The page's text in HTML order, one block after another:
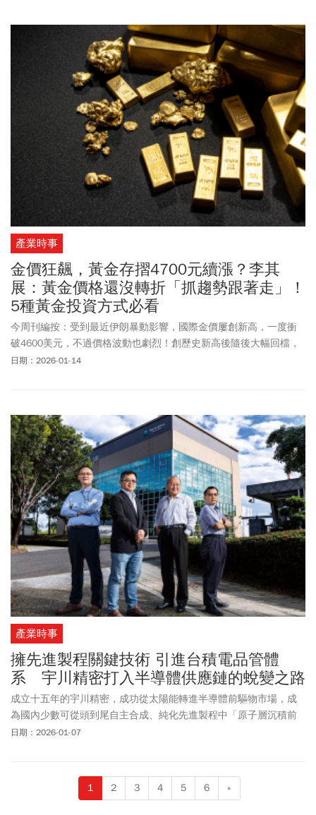
內，重達200多公斤的大金磚，價值來到10.38億創下歷史新高。大
佛李其展在臉書上分析，黃金觸及4600美元整數價位，再度攜手白
銀同創歷史新高，延續上周末的強勢格局，市場關注川普是否會加
大對伊朗甚至其他地區的施壓。「在傳出五角大廈周邊PIZZA訂單大
增的消息助攻下，股市信心沒有太大影響，但金銀的買盤卻依然強
勢，目前金銀的多頭還沒有看到轉折跡象，我們比較傾向抓住趨勢
一路跟進」。想要投資黃金有哪些途徑？有包括黃金存摺、黃金
ETF、黃金期貨、黃金現貨以及實體黃金5種方式，其中，黃金存摺
只需到銀行辦理帳戶存摺，即可開始買賣黃金，每筆交易紀錄皆會
登載於存摺上，和一般銀行存摺大同小異，不過，黃金存摺記錄的
不是價格，而是黃金的購買量。黃金ETF則是透過券商帳戶和股市就
可買賣，具有具備更高流動性、較低的交易成本，方便隨時變現。
至於黃金期貨則是透過買入或賣出黃金期貨合約，來對抗未來可能
發生的市場波動風險，可多空雙向操作、可24小時全天交易。黃金
現貨如同股票，也就是把黃金當作股票來交易，透過透過興櫃市
場，在黃金現貨交易平台買賣黃金現貨，最低買進單位為1台兩。至
於一般人熟知的實體黃金，最直接的投資管道就是到銀樓、銀行，
甚至連美式賣場好市多（Costco）都有賣。
產業時事
金價狂飆，黃金存摺4700元續漲？李其
展：黃金價格還沒轉折「抓趨勢跟著走」！
5種黃金投資方式必看
今周刊編按：受到最近伊朗暴動影響，國際金價屢創新高，一度衝
破4600美元，不過價格波動也劇烈！創歷史新高後隨後大幅回檔，
最低4,569.65 美元。不過地緣關係的不穩定，黃金利多依舊存在，
內，重達200多公斤的大金磚，價值來到10.38億創下歷史新高。大
佛李其展在臉書上分析，黃金觸及4600美元整數價位，再度攜手白
銀同創歷史新高，延續上周末的強勢格局，市場關注川普是否會加
大對伊朗甚至其他地區的施壓。「在傳出五角大廈周邊PIZZA訂單大
增的消息助攻下，股市信心沒有太大影響，但金銀的買盤卻依然強
勢，目前金銀的多頭還沒有看到轉折跡象，我們比較傾向抓住趨勢
一路跟進」。想要投資黃金有哪些途徑？有包括黃金存摺、黃金
ETF、黃金期貨、黃金現貨以及實體黃金5種方式，其中，黃金存摺
只需到銀行辦理帳戶存摺，即可開始買賣黃金，每筆交易紀錄皆會
登載於存摺上，和一般銀行存摺大同小異，不過，黃金存摺記錄的
不是價格，而是黃金的購買量。黃金ETF則是透過券商帳戶和股市就
可買賣，具有具備更高流動性、較低的交易成本，方便隨時變現。
至於黃金期貨則是透過買入或賣出黃金期貨合約，來對抗未來可能
發生的市場波動風險，可多空雙向操作、可24小時全天交易。黃金
現貨如同股票，也就是把黃金當作股票來交易，透過透過興櫃市
場，在黃金現貨交易平台買賣黃金現貨，最低買進單位為1台兩。至
於一般人熟知的實體黃金，最直接的投資管道就是到銀樓、銀行，
甚至連美式賣場好市多（Costco）都有賣。
日期：2026-01-14
產業時事
擁先進製程關鍵技術 引進台積電品管體
系 宇川精密打入半導體供應鏈的蛻變之路
成立十五年的宇川精密，成功從太陽能轉進半導體前驅物市場，成
為國內少數可從頭到尾自主合成、純化先進製程中「原子層沉積前
驅物」的廠商，它究竟是如何做到的？
日期：2026-01-07
1 2 3 4 5 6 »